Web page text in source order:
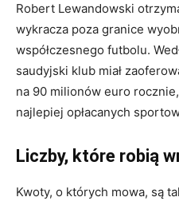
Robert Lewandowski
wykracza poza granice
współczesnego futbolu.
saudyjski klub miał
na 90 milionów euro
najlepiej opłacanych
Liczby, które robią
Kwoty, o których mowa, są